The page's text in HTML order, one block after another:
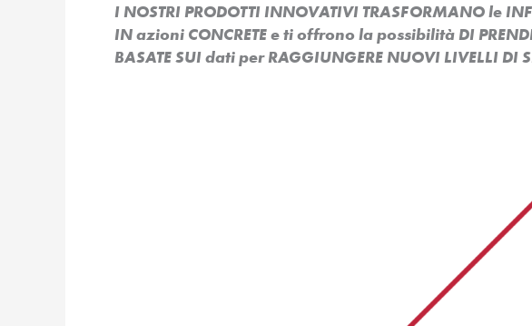
I NOSTRI PRODOTTI INNOVATIVI TRASFORMANO le
IN azioni CONCRETE e ti offrono la possibilità DI
BASATE SUI dati per RAGGIUNGERE NUOVI LIVELLI DI